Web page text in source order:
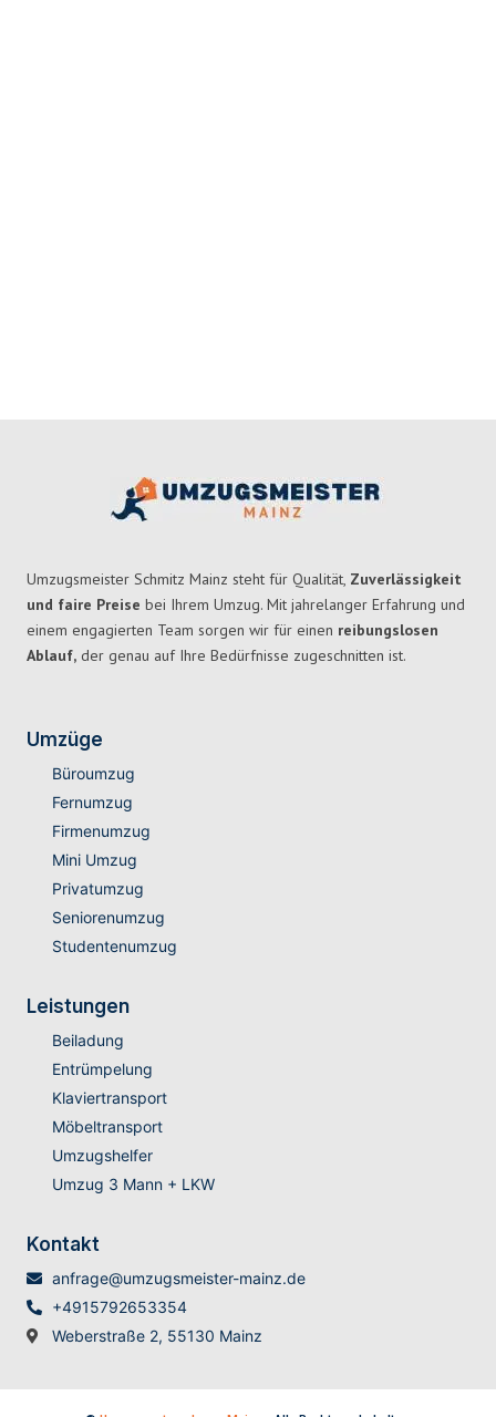
Umzugsmeister Schmitz Mainz steht für Qualität, Zuverlässigkeit
und faire Preise bei Ihrem Umzug. Mit jahrelanger Erfahrung und
einem engagierten Team sorgen wir für einen reibungslosen
Ablauf, der genau auf Ihre Bedürfnisse zugeschnitten ist.
Umzüge
Büroumzug
Fernumzug
Firmenumzug
Mini Umzug
Privatumzug
Seniorenumzug
Studentenumzug
Leistungen
Beiladung
Entrümpelung
Klaviertransport
Möbeltransport
Umzugshelfer
Umzug 3 Mann + LKW
Kontakt
anfrage@umzugsmeister-mainz.de
+4915792653354
Weberstraße 2, 55130 Mainz